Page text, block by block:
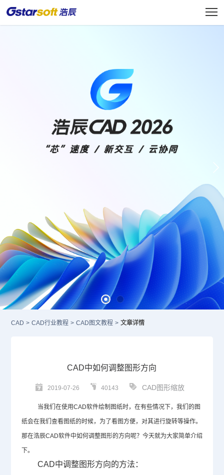
CAD > CAD行业教程 > CAD图文教程 > 文章详情
CAD中如何调整图形方向
2019-07-26 40143 CAD图形缩放
当我们在使用CAD软件绘制图纸时，在有些情况下，我们的图
纸会在我们查看图纸的时候，为了看图方便，对其进行旋转等操作。
那在浩辰CAD软件中如何调整图形的方向呢？今天就为大家简单介绍
下。
CAD中调整图形方向的方法：